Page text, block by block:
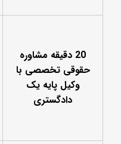
20 دقیقه مشاوره
حقوقی تخصصی با
وکیل پایه یک
دادگستری